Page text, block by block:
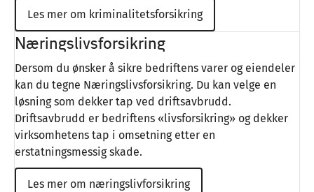
Les mer om kriminalitetsforsikring
Næringslivsforsikring
Dersom du ønsker å sikre bedriftens varer og eiendeler
kan du tegne Næringslivsforsikring. Du kan velge en
løsning som dekker tap ved driftsavbrudd.
Driftsavbrudd er bedriftens «livsforsikring» og dekker
virksomhetens tap i omsetning etter en
erstatningsmessig skade.
Les mer om næringslivforsikring